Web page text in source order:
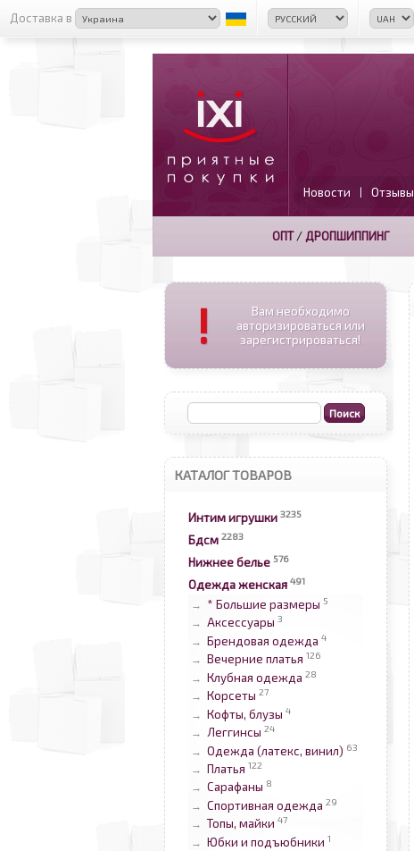
Доставка в
Новости | Отзывы
ОПТ/ ДРОПШИППИНГ
!
Вам необходимо
авторизироваться или
зарегистрироваться!
КАТАЛОГ ТОВАРОВ
Интим игрушки 3235
Бдсм 2283
Нижнее белье 576
Одежда женская 491
→ * Большие размеры 5
→ Аксессуары 3
→ Брендовая одежда 4
→ Вечерние платья 126
→ Клубная одежда 28
→ Корсеты 27
→ Кофты, блузы 4
→ Леггинсы 24
→ Одежда (латекс, винил) 63
→ Платья 122
→ Сарафаны 8
→ Спортивная одежда 29
→ Топы, майки 47
→ Юбки и подъюбники 1